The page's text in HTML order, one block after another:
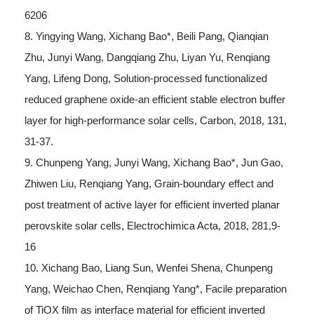
6206
8. Yingying Wang, Xichang Bao*, Beili Pang, Qianqian
Zhu, Junyi Wang, Dangqiang Zhu, Liyan Yu, Renqiang
Yang, Lifeng Dong, Solution-processed functionalized
reduced graphene oxide-an efficient stable electron buffer
layer for high-performance solar cells, Carbon, 2018, 131,
31-37.
9. Chunpeng Yang, Junyi Wang, Xichang Bao*, Jun Gao,
Zhiwen Liu, Renqiang Yang, Grain-boundary effect and
post treatment of active layer for efficient inverted planar
perovskite solar cells, Electrochimica Acta, 2018, 281,9-
16
10. Xichang Bao, Liang Sun, Wenfei Shena, Chunpeng
Yang, Weichao Chen, Renqiang Yang*, Facile preparation
of TiOX film as interface material for efficient inverted